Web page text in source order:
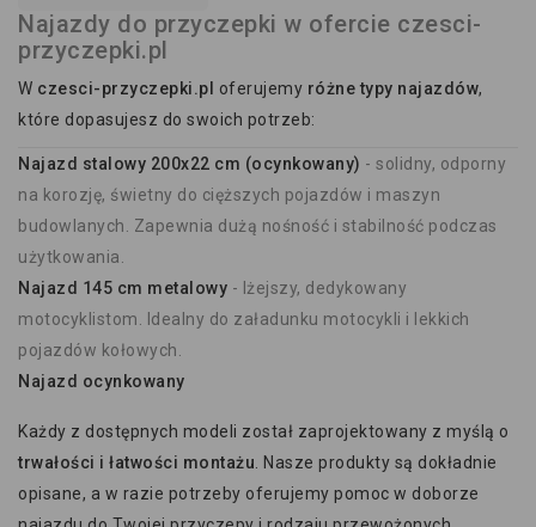
Najazdy do przyczepki w ofercie czesci-
przyczepki.pl
W czesci-przyczepki.pl oferujemy różne typy najazdów,
które dopasujesz do swoich potrzeb:
Najazd stalowy 200x22 cm (ocynkowany) - solidny, odporny
na korozję, świetny do cięższych pojazdów i maszyn
budowlanych. Zapewnia dużą nośność i stabilność podczas
użytkowania.
Najazd 145 cm metalowy - lżejszy, dedykowany
motocyklistom. Idealny do załadunku motocykli i lekkich
pojazdów kołowych.
Najazd ocynkowany
Każdy z dostępnych modeli został zaprojektowany z myślą o
trwałości i łatwości montażu . Nasze produkty są dokładnie
opisane, a w razie potrzeby oferujemy pomoc w doborze